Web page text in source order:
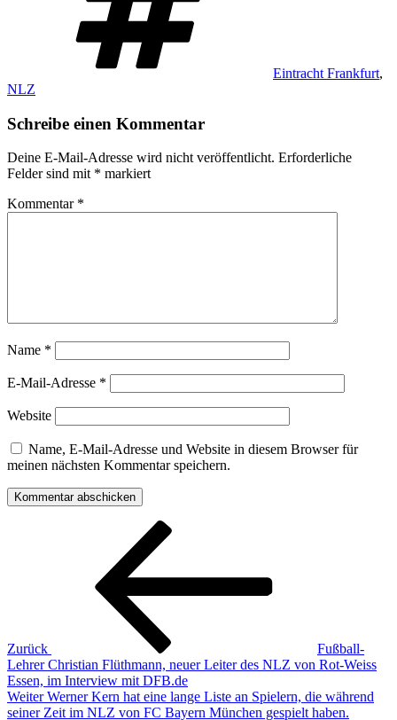
Eintracht Frankfurt,
NLZ
Schreibe einen Kommentar
Deine E-Mail-Adresse wird nicht veröffentlicht. Erforderliche
Felder sind mit * markiert
Kommentar *
Name *
E-Mail-Adresse *
Website
Name, E-Mail-Adresse und Website in diesem Browser für
meinen nächsten Kommentar speichern.
Beitragsnavigation
Zurück
Fußball-
Lehrer Christian Flüthmann, neuer Leiter des NLZ von Rot-Weiss
Essen, im Interview mit DFB.de
Nächster
Beitrag
Weiter Werner Kern hat eine lange Liste an Spielern, die während
seiner Zeit im NLZ von FC Bayern München gespielt haben.